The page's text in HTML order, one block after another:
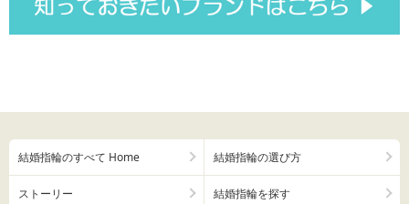
結婚指輪のすべて Home 結婚指輪の選び方
ストーリー 結婚指輪を探す